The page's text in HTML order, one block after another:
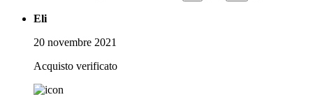
Eli
20 novembre 2021
Acquisto verificato